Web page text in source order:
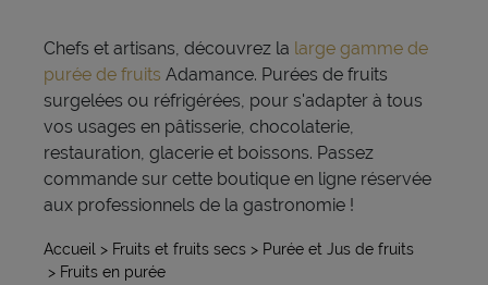
Chefs et artisans, découvrez la large gamme de
purée de fruits Adamance. Purées de fruits
surgelées ou réfrigérées, pour s'adapter à tous
vos usages en pâtisserie, chocolaterie,
restauration, glacerie et boissons. Passez
commande sur cette boutique en ligne réservée
aux professionnels de la gastronomie !
Accueil > Fruits et fruits secs > Purée et Jus de fruits
> Fruits en purée